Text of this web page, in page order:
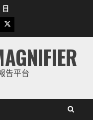
Twitter
告平台